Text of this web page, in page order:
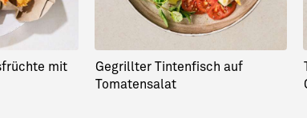
mit
Gegrillter Tintenfisch auf
Tomatensalat